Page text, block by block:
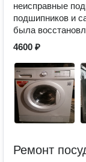
неисправные
подшипников и
была
4600 ₽
Ремонт